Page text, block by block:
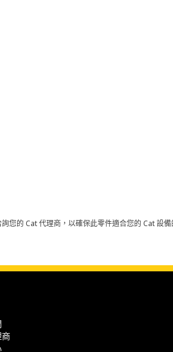
您的 Cat 代理商，以確保此零件適合您的 Cat 設